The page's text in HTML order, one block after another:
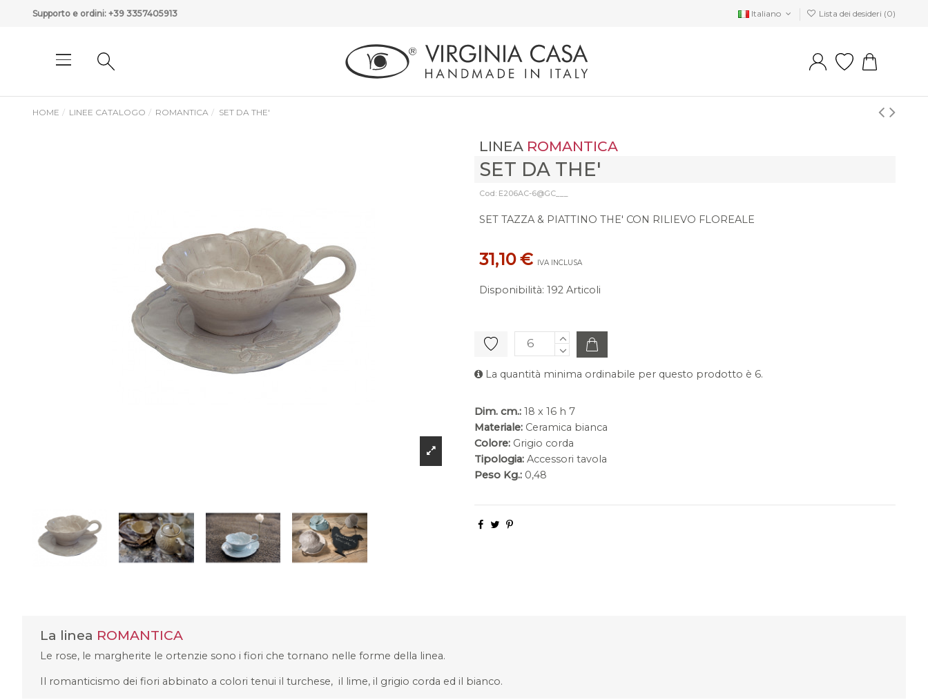
Supporto e ordini: +39 3357405913 Italiano Lista dei desideri (0)
HOME LINEE CATALOGO ROMANTICA SET DA THE'
LINEA ROMANTICA
SET DA THE'
Cod: E206AC-6@GC___
SET TAZZA & PIATTINO THE' CON RILIEVO FLOREALE
31,10 € IVA INCLUSA
Disponibilità: 192 Articoli
La quantità minima ordinabile per questo prodotto è 6.
Dim. cm.: 18 x 16 h 7
Materiale: Ceramica bianca
Colore: Grigio corda
Tipologia: Accessori tavola
Peso Kg.: 0,48
La linea ROMANTICA
Le rose, le margherite le ortenzie sono i fiori che tornano nelle forme della linea.
Il romanticismo dei fiori abbinato a colori tenui il turchese, il lime, il grigio corda ed il bianco.